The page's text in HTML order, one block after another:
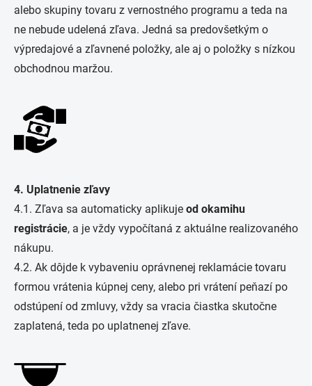
alebo skupiny tovaru z vernostného programu a teda na
ne nebude udelená zľava. Jedná sa predovšetkým o
výpredajové a zľavnené položky, ale aj o položky s nízkou
obchodnou maržou.
4. Uplatnenie zľavy
4.1. Zľava sa automaticky aplikuje od okamihu
registrácie, a je vždy vypočítaná z aktuálne realizovaného
nákupu.
4.2. Ak dôjde k vybaveniu oprávnenej reklamácie tovaru
formou vrátenia kúpnej ceny, alebo pri vrátení peňazí po
odstúpení od zmluvy, vždy sa vracia čiastka skutočne
zaplatená, teda po uplatnenej zľave.